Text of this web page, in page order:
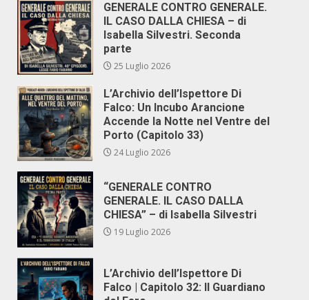
GENERALE CONTRO GENERALE.
IL CASO DALLA CHIESA – di
Isabella Silvestri. Seconda
parte
25 Luglio 2026
L’Archivio dell’Ispettore Di
Falco: Un Incubo Arancione
Accende la Notte nel Ventre del
Porto (Capitolo 33)
24 Luglio 2026
“GENERALE CONTRO
GENERALE. IL CASO DALLA
CHIESA” – di Isabella Silvestri
19 Luglio 2026
L’Archivio dell’Ispettore Di
Falco | Capitolo 32: Il Guardiano